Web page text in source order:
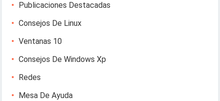
Publicaciones Destacadas
Consejos De Linux
Ventanas 10
Consejos De Windows Xp
Redes
Mesa De Ayuda